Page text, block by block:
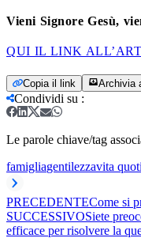
Vieni Signore Gesù,
QUI IL LINK
Copia il link Archivia
Condividi su :
Le parole chiave/tag
famigliagentilezzavita
PRECEDENTECome si
SUCCESSIVOSiete
efficace per risolvere la